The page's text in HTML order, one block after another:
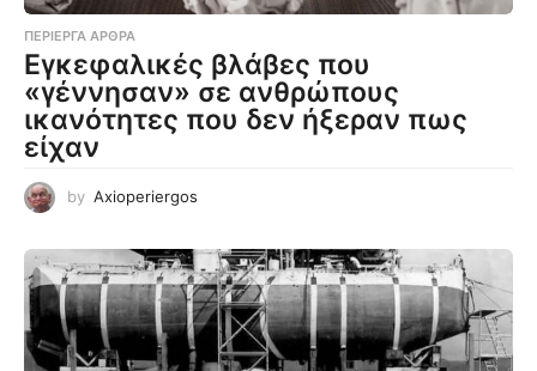
ΠΕΡΊΕΡΓΑ ΆΡΘΡΑ
Εγκεφαλικές βλάβες που
«γέννησαν» σε ανθρώπους
ικανότητες που δεν ήξεραν πως
είχαν
by Axioperiergos